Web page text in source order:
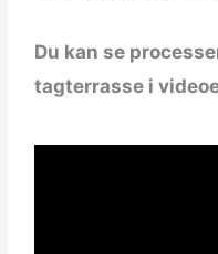
Du kan se
tagterrasse i